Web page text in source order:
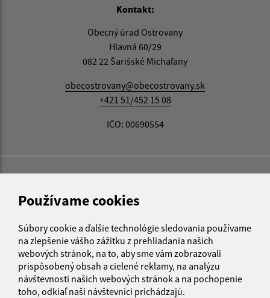
Používame cookies
Súbory cookie a ďalšie technológie sledovania používame
na zlepšenie vášho zážitku z prehliadania našich
webových stránok, na to, aby sme vám zobrazovali
prispôsobený obsah a cielené reklamy, na analýzu
návštevnosti našich webových stránok a na pochopenie
toho, odkiaľ naši návštevníci prichádzajú.
Kontakt:
Obecný úrad Ostrovany
Hlavná 60/29
082 22 Šarišské Michaľany
obecostrovany@obecostrovany.sk
+421 51/452 15 08
IČO: 00690554